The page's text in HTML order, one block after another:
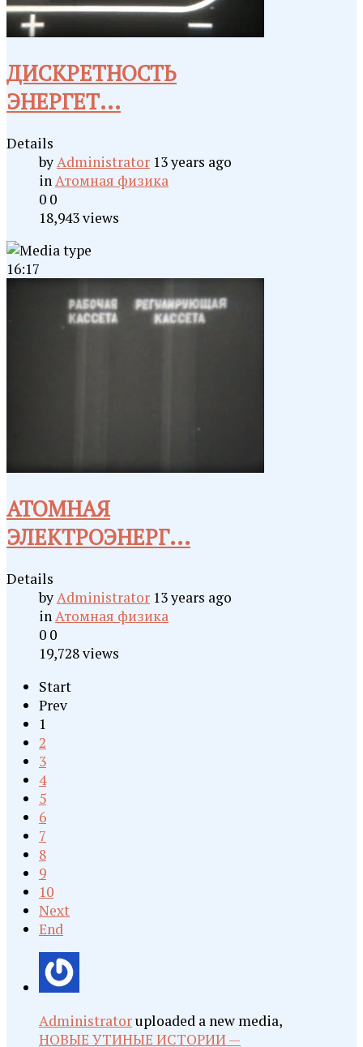
ДИСКРЕТНОСТЬ
ЭНЕРГЕТ...
Details
byAdministrator 13 years ago
inАтомная физика
0 0
18,943 views
16:17
АТОМНАЯ
ЭЛЕКТРОЭНЕРГ...
Details
byAdministrator 13 years ago
inАтомная физика
0 0
19,728 views
Start
Prev
1
2
3
4
5
6
7
8
9
10
Next
End
Administratoruploaded a new media,
НОВЫЕ УТИНЫЕ ИСТОРИИ —